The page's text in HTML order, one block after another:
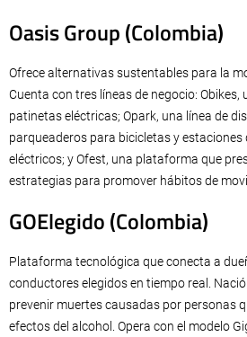
Oasis Group (Colombia)
Ofrece alternativas sustentables para la
Cuenta con tres líneas de negocio: Obikes,
patinetas eléctricas; Opark, una línea de
parqueaderos para bicicletas y
eléctricos; y Ofest, una plataforma que
estrategias para promover hábitos de
GOElegido (Colombia)
Plataforma tecnológica que conecta a
conductores elegidos en tiempo real.
prevenir muertes causadas por personas
efectos del alcohol. Opera con el modelo